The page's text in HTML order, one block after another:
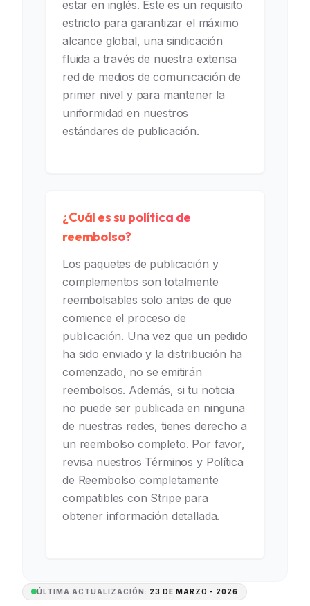
estar en inglés. Este es un requisito
estricto para garantizar el máximo
alcance global, una sindicación
fluida a través de nuestra extensa
red de medios de comunicación de
primer nivel y para mantener la
uniformidad en nuestros
estándares de publicación.
¿Cuál es su política de
reembolso?
Los paquetes de publicación y
complementos son totalmente
reembolsables solo antes de que
comience el proceso de
publicación. Una vez que un pedido
ha sido enviado y la distribución ha
comenzado, no se emitirán
reembolsos. Además, si tu noticia
no puede ser publicada en ninguna
de nuestras redes, tienes derecho a
un reembolso completo. Por favor,
revisa nuestros Términos y Política
de Reembolso completamente
compatibles con Stripe para
obtener información detallada.
ÚLTIMA ACTUALIZACIÓN: 23 DE MARZO - 2026